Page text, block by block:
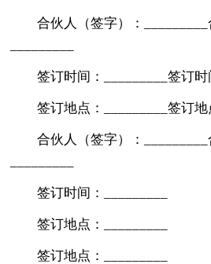
合伙人（签字）：_________
签订时间：_________签订时
签订地点：_________签订地
合伙人（签字）：_________
签订时间：_________
签订地点：_________
签订地点：_________